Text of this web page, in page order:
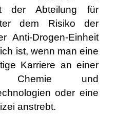
der Abteilung für
dem Risiko der
Anti-Drogen-Einheit
ist, wenn man eine
Karriere an einer
Chemie und
oder eine
anstrebt.